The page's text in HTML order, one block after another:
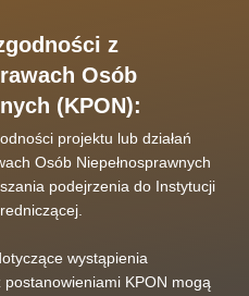
z
Osób
(KPON):
projektu lub działań
Osób Niepełnosprawnych
podejrzenia do Instytucji
wystąpienia
KPON mogą